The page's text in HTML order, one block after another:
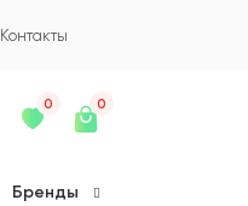
Контакты
0 0
Бренды